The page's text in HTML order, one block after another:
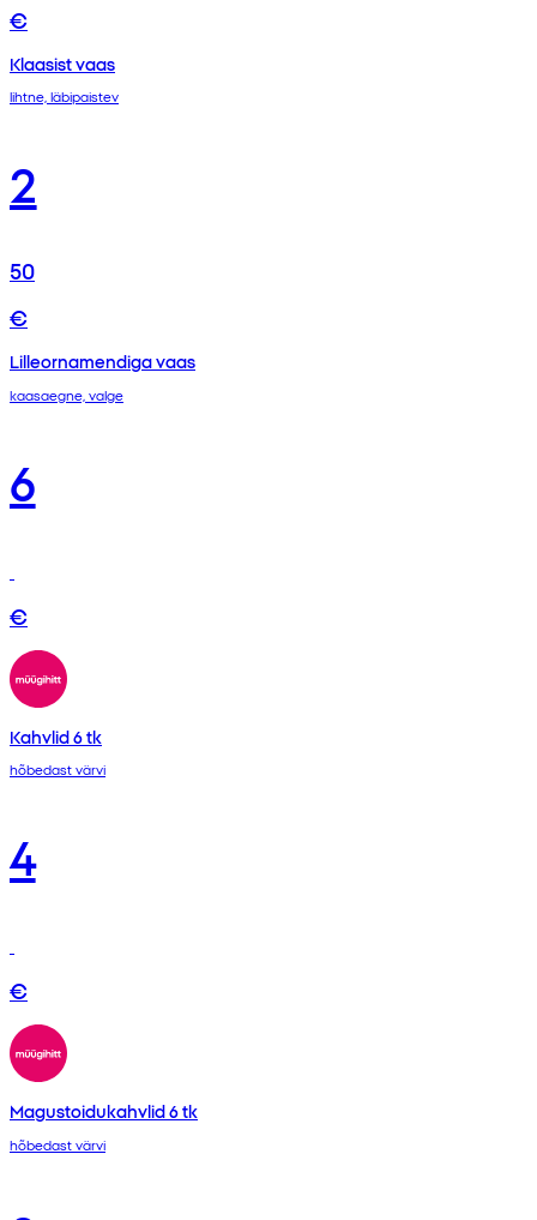
€
Klaasist vaas
lihtne, läbipaistev
2
50
€
Lilleornamendiga vaas
kaasaegne, valge
6
€
Kahvlid 6 tk
hõbedast värvi
4
€
Magustoidukahvlid 6 tk
hõbedast värvi